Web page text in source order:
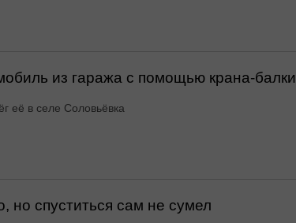
из гаража с помощью крана-балки
её в селе Соловьёвка
но спуститься сам не сумел